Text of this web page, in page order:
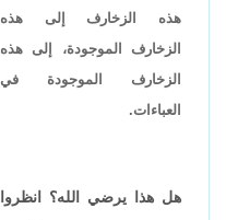
هذه الزخارف إلى هذه
الزخارف الموجودة، إلى هذه
الزخارف الموجودة في
العباءات.
هل هذا يرضي الله؟ انظروا